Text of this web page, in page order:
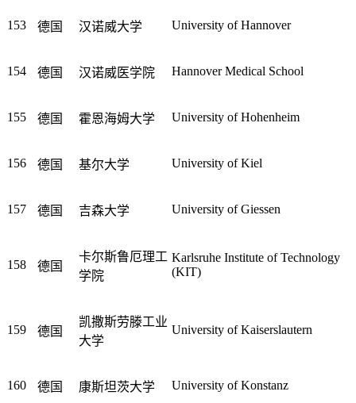
153 德国 汉诺威大学 University of Hannover
154 德国 汉诺威医学院 Hannover Medical School
155 德国 霍恩海姆大学 University of Hohenheim
156 德国 基尔大学 University of Kiel
157 德国 吉森大学 University of Giessen
158 德国
卡尔斯鲁厄理工
学院
Karlsruhe Institute of Technology
(KIT)
159 德国
凯撒斯劳滕工业
大学
University of Kaiserslautern
160 德国 康斯坦茨大学 University of Konstanz